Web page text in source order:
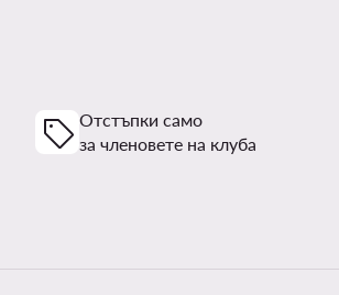
Отстъпки само
за членовете на клуба